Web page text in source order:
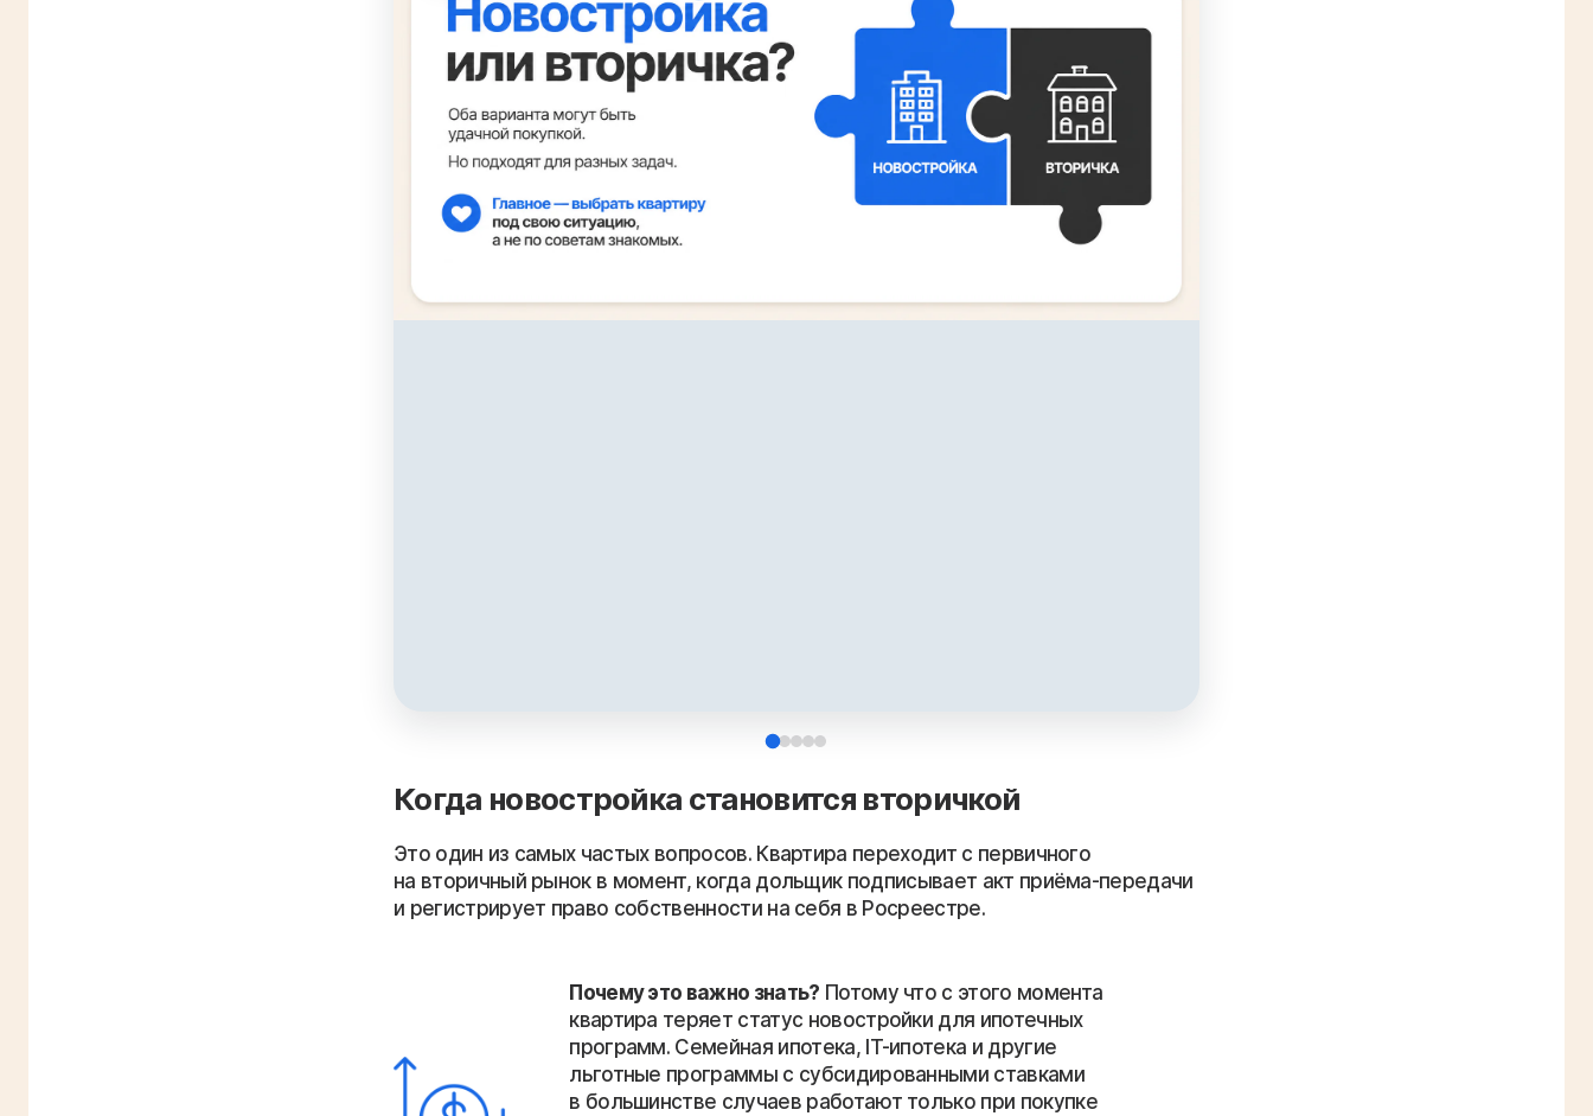
в большинстве случаев работают только при покупке
у физлица, которое уже получило ключи и оформило
собственность — значит купить вторичку, даже если дом
сдан полгода назад и в квартире никто не жил. Льготной
ставки не будет.
переходит не право собственности, а права требования по ДДУ) выгоднее для
покупателя: квартира ещё не стала вторичкой и можно воспользоваться
льготной программой.
Вторичка или новостройка: плюсы и минусы